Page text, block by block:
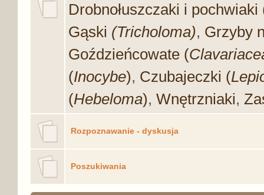
Drobnołuszczaki i pochwiaki
Gąski (Tricholoma), Grzyby
Goździeńcowate (
(Inocybe), Czubajeczki (
(Hebeloma), Wnętrzniaki,
Rozpoznawanie - dyskusja
Poszukiwania